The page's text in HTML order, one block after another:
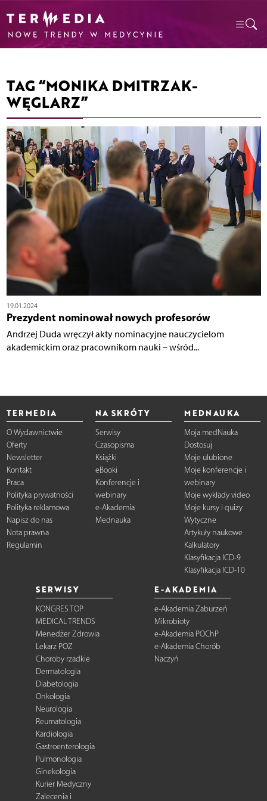
TAG “MONIKA DMITRZAK-
WĘGLARZ”
19.01.2024
Prezydent nominował nowych profesorów
Andrzej Duda wręczył akty nominacyjne nauczycielom
akademickim oraz pracownikom nauki – wśród...
TERMEDIA
O Wydawnictwie
Oferty
Newsletter
Kontakt
Praca
Polityka prywatności
Polityka reklamowa
Napisz do nas
Nota prawna
Regulamin
NA SKRÓTY
Serwisy
Czasopisma
Książki
eBooki
Konferencje i
webinary
e-Akademia
Mednauka
MEDNAUKA
Moja medNauka
Dostosuj
Moje ulubione
Moje konferencje i
webinary
Moje wykłady video
Moje kursy i quizy
Wytyczne
Artykuły naukowe
Kalkulatory
Klasyfikacja ICD-9
Klasyfikacja ICD-10
SERWISY
KONGRES TOP
MEDICAL TRENDS
Menedżer Zdrowia
Lekarz POZ
Choroby rzadkie
Dermatologia
Diabetologia
Onkologia
Neurologia
Reumatologia
Kardiologia
Gastroenterologia
Pulmonologia
Ginekologia
Kurier Medyczny
Zalecenia i
E-AKADEMIA
e-Akademia Zaburzeń
Mikrobioty
e-Akademia POChP
e-Akademia Chorób
Naczyń